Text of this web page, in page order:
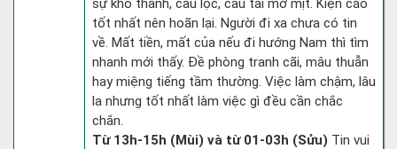
sự khó thành, cầu lộc, cầu tài mờ mịt. Kiện cáo
tốt nhất nên hoãn lại. Người đi xa chưa có tin
về. Mất tiền, mất của nếu đi hướng Nam thì tìm
nhanh mới thấy. Đề phòng tranh cãi, mâu thuẫn
hay miệng tiếng tầm thường. Việc làm chậm, lâu
la nhưng tốt nhất làm việc gì đều cần chắc
chắn.
Từ 13h-15h (Mùi) và từ 01-03h (Sửu) Tin vui